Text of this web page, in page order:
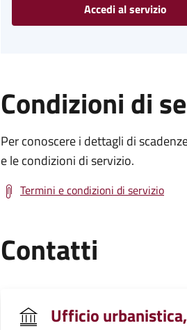
Accedi al servizio
Condizioni di
Per conoscere i dettagli di
e le condizioni di servizio.
Termini e condizioni di servizio
Contatti
Ufficio